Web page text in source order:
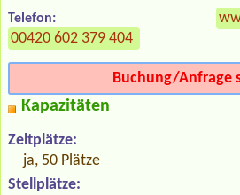
Telefon:
00420 602 379 404
Buchung/Anfrage
Kapazitäten
Zeltplätze:
ja, 50 Plätze
Stellplätze: